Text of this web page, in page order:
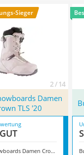
in unserem
hier im August 2026
Boa
Sieger
2 / 14
Damen
TLS '20
Nitro Snowboards Damen Crown TLS '20